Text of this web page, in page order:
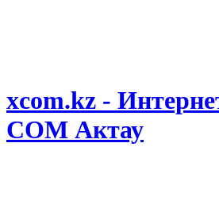
xcom.kz -
COM Актау